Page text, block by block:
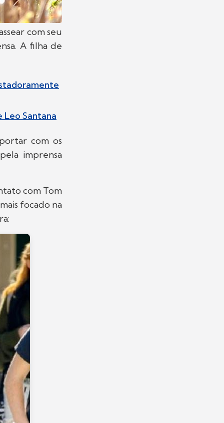
com seu
A filha de
Leo Santana
com os
imprensa
com Tom
focado na